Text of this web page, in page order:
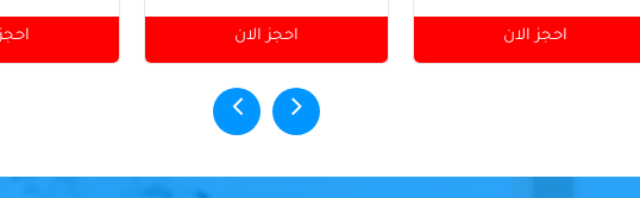
احجز الان احجز الان